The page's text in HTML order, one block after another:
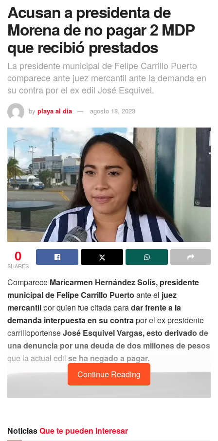
Acusan a presidenta de
Morena de no pagar 2 MDP
que recibió prestados
La presidente municipal de Felipe Carrillo Puerto
comparece ante juez mercantil ante la demanda en
su contra por el ex edil José Esquivel.
by playa al dia agosto 18, 2023
0
SHARES
Comparece Maricarmen Hernández Solís, presidente
municipal de Felipe Carrillo Puerto ante el juez
mercantilpor quien fue citada paradar frente a la
demanda interpuesta en su contrapor el ex presidente
carrilloportenseJosé Esquivel Vargas, esto derivado de
una denuncia por una deuda de dos millones de pesos
que la actual edil se ha negado a pagar.
Continue Reading
NoticiasQue te pueden interesar